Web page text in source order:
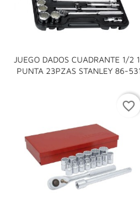
JUEGO DADOS CUADRANTE 1/2
PUNTA 23PZAS STANLEY 86-

favorite_border